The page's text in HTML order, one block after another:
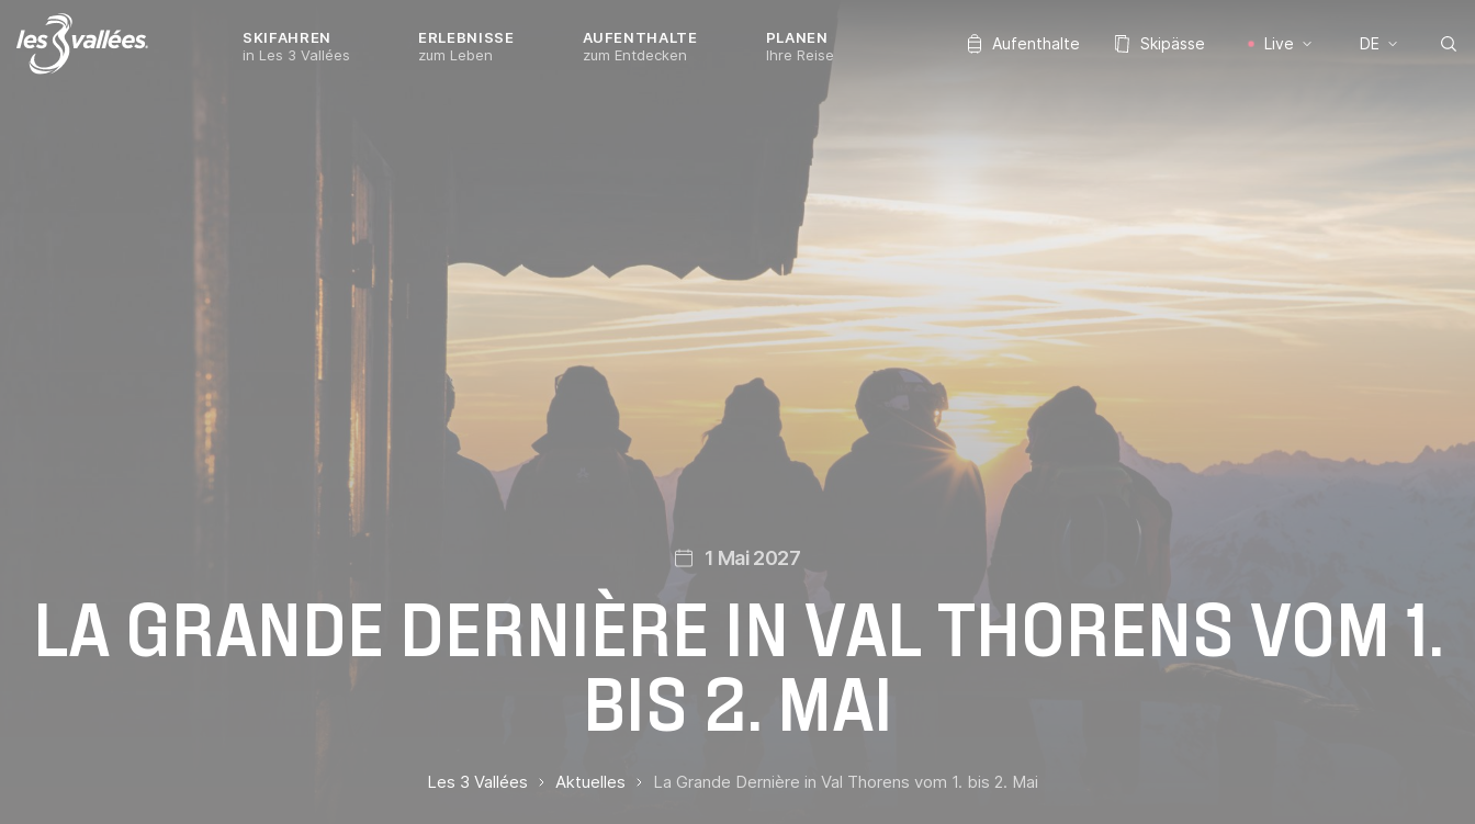
SKIFAHREN
in Les 3 Vallées
ERLEBNISSE
zum Leben
AUFENTHALTE
zum Entdecken
PLANEN
Ihre Reise
Aufenthalte Skipässe Live DE
1 Mai 2027
LA GRANDE DERNIÈRE IN VAL THORENS VOM 1.
BIS 2. MAI
Les 3 Vallées Aktuelles La Grande Dernière in Val Thorens vom 1. bis 2. Mai